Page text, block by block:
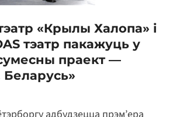
«Крылы Халопа» і
тэатр пакажуць у
праект —